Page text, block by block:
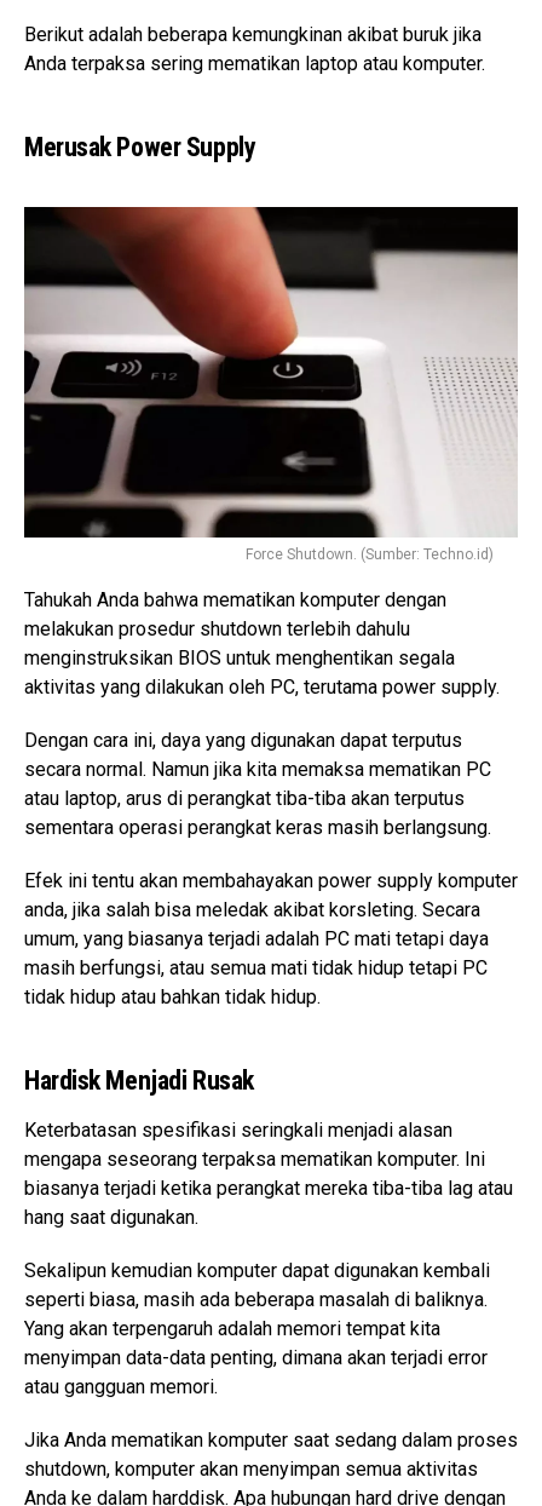
Berikut adalah beberapa kemungkinan akibat buruk jika
Anda terpaksa sering mematikan laptop atau komputer.
Merusak Power Supply
Force Shutdown. (Sumber: Techno.id)
Tahukah Anda bahwa mematikan komputer dengan
melakukan prosedur shutdown terlebih dahulu
menginstruksikan BIOS untuk menghentikan segala
aktivitas yang dilakukan oleh PC, terutama power supply.
Dengan cara ini, daya yang digunakan dapat terputus
secara normal. Namun jika kita memaksa mematikan PC
atau laptop, arus di perangkat tiba-tiba akan terputus
sementara operasi perangkat keras masih berlangsung.
Efek ini tentu akan membahayakan power supply komputer
anda, jika salah bisa meledak akibat korsleting. Secara
umum, yang biasanya terjadi adalah PC mati tetapi daya
masih berfungsi, atau semua mati tidak hidup tetapi PC
tidak hidup atau bahkan tidak hidup.
Hardisk Menjadi Rusak
Keterbatasan spesifikasi seringkali menjadi alasan
mengapa seseorang terpaksa mematikan komputer. Ini
biasanya terjadi ketika perangkat mereka tiba-tiba lag atau
hang saat digunakan.
Sekalipun kemudian komputer dapat digunakan kembali
seperti biasa, masih ada beberapa masalah di baliknya.
Yang akan terpengaruh adalah memori tempat kita
menyimpan data-data penting, dimana akan terjadi error
atau gangguan memori.
Jika Anda mematikan komputer saat sedang dalam proses
shutdown, komputer akan menyimpan semua aktivitas
Anda ke dalam harddisk. Apa hubungan hard drive dengan